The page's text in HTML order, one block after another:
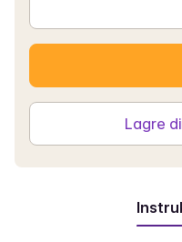
Lagre